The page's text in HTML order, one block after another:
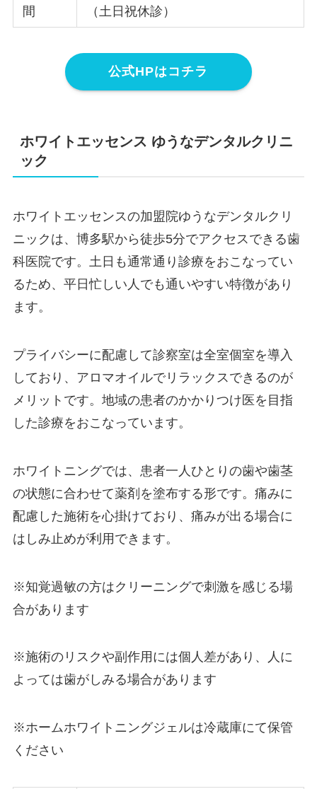
間
（土日祝休診）
公式HPはコチラ
ホワイトエッセンス ゆうなデンタルクリニ
ック
ホワイトエッセンスの加盟院ゆうなデンタルクリ
ニックは、博多駅から徒歩5分でアクセスできる歯
科医院です。土日も通常通り診療をおこなってい
るため、平日忙しい人でも通いやすい特徴があり
ます。
プライバシーに配慮して診察室は全室個室を導入
しており、アロマオイルでリラックスできるのが
メリットです。地域の患者のかかりつけ医を目指
した診療をおこなっています。
ホワイトニングでは、患者一人ひとりの歯や歯茎
の状態に合わせて薬剤を塗布する形です。痛みに
配慮した施術を心掛けており、痛みが出る場合に
はしみ止めが利用できます。
※知覚過敏の方はクリーニングで刺激を感じる場
合があります
※施術のリスクや副作用には個人差があり、人に
よっては歯がしみる場合があります
※ホームホワイトニングジェルは冷蔵庫にて保管
ください